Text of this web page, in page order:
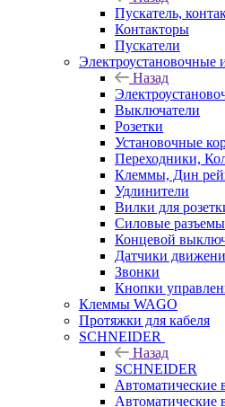
Пускатель,
Контакторы
Пускатели
Электроустановочные
Назад
Выключатели
Розетки
Установочные
Переходники,
Клеммы, Дин
Удлинители
Вилки для
Силовые разъемы
Концевой
Датчики
Звонки
Кнопки
Клеммы WAGO
Протяжки для кабеля
SCHNEIDER
Назад
SCHNEIDER
Автоматические
Автоматические